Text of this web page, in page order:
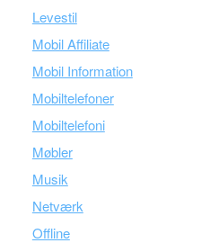
Levestil
Mobil Affiliate
Mobil Information
Mobiltelefoner
Mobiltelefoni
Møbler
Musik
Netværk
Offline